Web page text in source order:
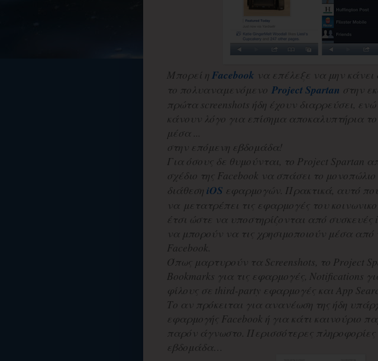
Μπορεί η Facebook να επέλεξε να μην κάνει
το πολυαναμενόμενο Project Spartan στην
πρώτα screenshots ήδη έχουν διαρρεύσει, ενώ
κάνουν λόγο για επίσημα αποκαλυπτήρια
μέσα ...
στην επόμενη εβδομάδα!
Για όσους δε θυμούνται, το Project Spartan
σχέδιο της Facebook να σπάσει το
διάθεση iOS εφαρμογών. Πρακτικά, αυτό
να μετατρέπει τις εφαρμογές του
έτσι ώστε να υποστηρίζονται από συσκευές
να μπορούν να τις χρησιμοποιούν μέσα από
Facebook.
Όπως μαρτυρούν τα Screenshots, το Project
Bookmarks για τις εφαρμογές, Notifications
φίλους σε third-party εφαρμογές και App
Το αν πρόκειται για ανανέωση της ήδη
εφαρμογής Facebook ή για κάτι καινούριο
παρόν άγνωστο. Περισσότερες πληροφορίες
εβδομάδα…